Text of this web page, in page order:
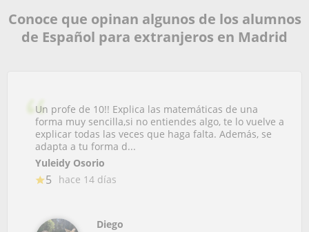
Conoce que opinan algunos de los alumnos
de Español para extranjeros en Madrid
Un profe de 10!! Explica las matemáticas de una
forma muy sencilla,si no entiendes algo, te lo vuelve a
explicar todas las veces que haga falta. Además, se
adapta a tu forma d...
Yuleidy Osorio
5 hace 14 días
Diego